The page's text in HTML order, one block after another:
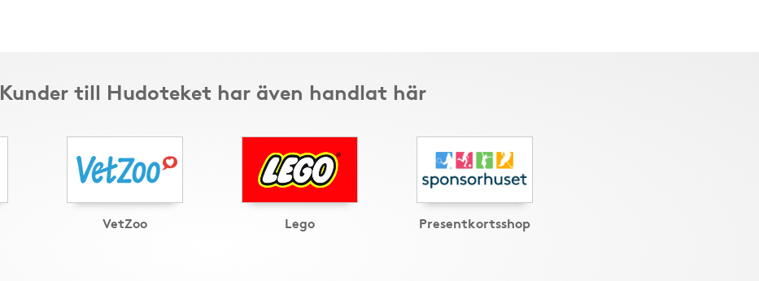
Kunder till Hudoteket har även handlat här
VetZoo Lego Presentkortsshop